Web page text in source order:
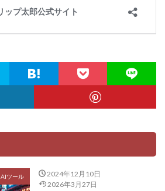
AIツール
2024年12月10日
2026年3月27日